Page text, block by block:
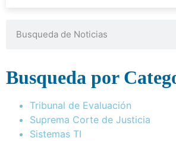
Busqueda por
Tribunal de Evaluación
Suprema Corte de Justicia
Sistemas TI